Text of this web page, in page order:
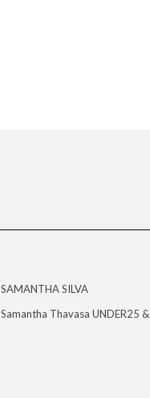
SAMANTHA SILVA
Samantha Thavasa UNDER25